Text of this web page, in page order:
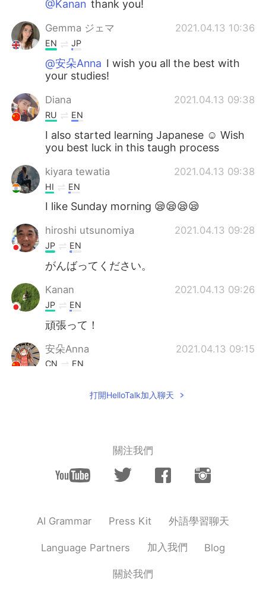
@Kanan thank you!
Gemma ジェマ 2021.04.13 10:36
EN JP
@安朵Anna I wish you all the best with
your studies!
Diana 2021.04.13 09:38
RU EN
I also started learning Japanese ☺ Wish
you best luck in this taugh process
kiyara tewatia 2021.04.13 09:38
HI EN
I like Sunday morning 😪😪😪😪
hiroshi utsunomiya 2021.04.13 09:28
JP EN
がんばってください。
Kanan 2021.04.13 09:26
JP EN
頑張って！
安朵Anna 2021.04.13 09:15
CN EN
打開HelloTalk加入聊天
關注我們
AI Grammar Press Kit 外語學習聊天
Language Partners 加入我們 Blog
關於我們